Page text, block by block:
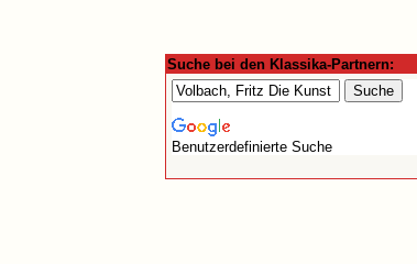
Suche bei den Klassika-Partnern:
Benutzerdefinierte Suche